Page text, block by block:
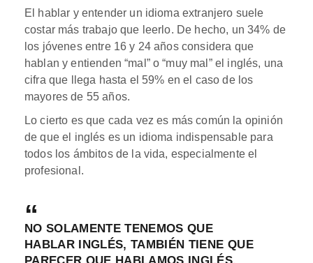
El hablar y entender un idioma extranjero suele
costar más trabajo que leerlo. De hecho, un 34% de
los jóvenes entre 16 y 24 años considera que
hablan y entienden “mal” o “muy mal” el inglés, una
cifra que llega hasta el 59% en el caso de los
mayores de 55 años.
Lo cierto es que cada vez es más común la opinión
de que el inglés es un idioma indispensable para
todos los ámbitos de la vida, especialmente el
profesional.
NO SOLAMENTE TENEMOS QUE
HABLAR INGLÉS, TAMBIÉN TIENE QUE